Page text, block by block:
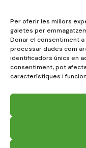
Per oferir les millors
galetes per
Donar el consentiment
processar dades com
identificadors únics en
consentiment, pot
característiques i
Suport
Tendinitis
Tendinitis De
Vessament